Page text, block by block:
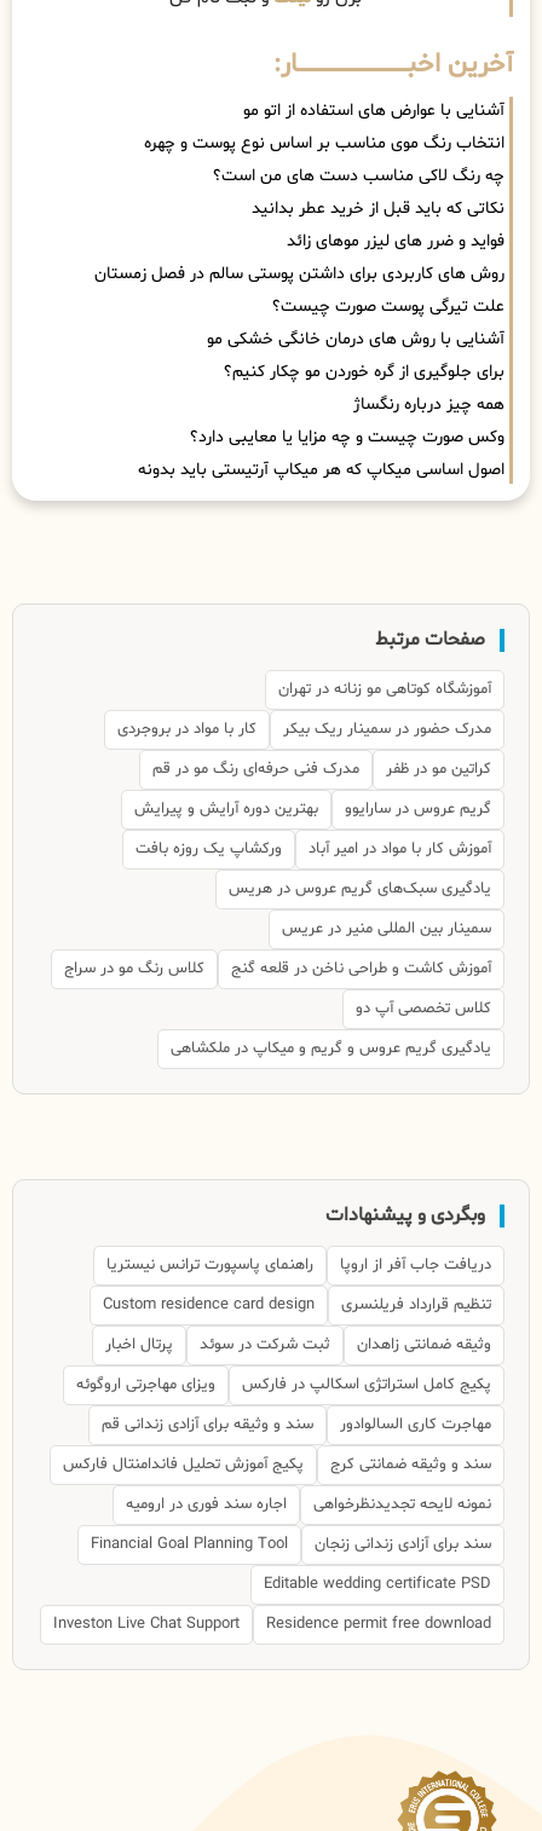
آخرین اخبــــــــــــــــــــــــــــــار:
آشنایی با عوارض های استفاده از اتو مو
انتخاب رنگ موی مناسب بر اساس نوع پوست و چهره
چه رنگ لاکی مناسب دست های من است؟
نکاتی که باید قبل از خرید عطر بدانید
فواید و ضرر های لیزر موهای زائد
روش های کاربردی برای داشتن پوستی سالم در فصل زمستان
علت تیرگی پوست صورت چیست؟
آشنایی با روش های درمان خانگی خشکی مو
برای جلوگیری از گره خوردن مو چکار کنیم؟
همه چیز درباره رنگساژ
وکس صورت چیست و چه مزایا یا معایبی دارد؟
اصول اساسی میکاپ که هر میکاپ آرتیستی باید بدونه
صفحات مرتبط
آموزشگاه کوتاهی مو زنانه در تهران
مدرک حضور در سمینار ریک بیکر
کار با مواد در بروجردی
کراتین مو در ظفر
مدرک فنی حرفه‌ای رنگ مو در قم
گریم عروس در سارایوو
بهترین دوره آرایش و پیرایش
آموزش کار با مواد در امیر آباد
ورکشاپ یک روزه بافت
یادگیری سبک‌های گریم عروس در هریس
سمینار بین المللی منیر در عریس
آموزش کاشت و طراحی ناخن در قلعه گنج
کلاس رنگ مو در سراج
کلاس تخصصی آپ دو
یادگیری گریم عروس و گریم و میکاپ در ملکشاهی
وبگردی و پیشنهادات
دریافت جاب آفر از اروپا
راهنمای پاسپورت ترانس نیستریا
تنظیم قرارداد فریلنسری
Custom residence card design
وثیقه ضمانتی زاهدان
ثبت شرکت در سوئد
پرتال اخبار
پکیج کامل استراتژی اسکالپ در فارکس
ویزای مهاجرتی اروگوئه
مهاجرت کاری السالوادور
سند و وثیقه برای آزادی زندانی قم
سند و وثیقه ضمانتی کرج
پکیج آموزش تحلیل فاندامنتال فارکس
نمونه لایحه تجدیدنظرخواهی
اجاره سند فوری در ارومیه
سند برای آزادی زندانی زنجان
Financial Goal Planning Tool
Editable wedding certificate PSD
Residence permit free download
Investon Live Chat Support